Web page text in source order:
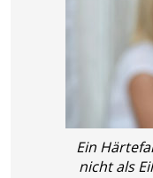
Ein
nicht als